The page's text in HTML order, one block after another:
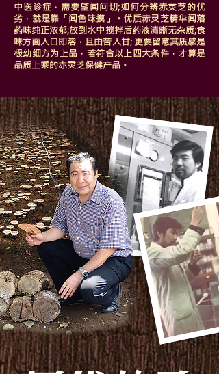
中医诊症，需要望闻问切;如何分辨赤灵芝的优
劣，就是靠「闻色味摸」。优质赤灵芝精华闻落
药味纯正浓郁;放到水中搅拌后药液清晰无杂质;食
味方面入口即溶，且由苦入甘; 更要留意其质感是
极幼细方为上品，若符合以上四大条件，才算是
品质上乘的赤灵芝保健产品。